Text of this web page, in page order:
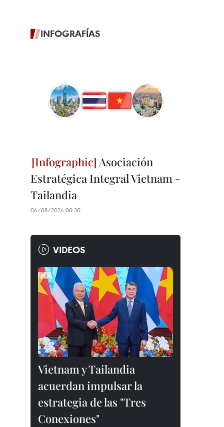
INFOGRAFÍAS
Asociación
Estratégica Integral Vietnam -
Tailandia
06/08/2026 00:30
VIDEOS
Vietnam y Tailandia
acuerdan impulsar la
estrategia de las "Tres
Conexiones"